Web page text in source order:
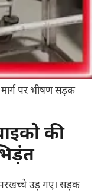
पर भीषण सड़क
की
परखच्चे उड़ गए। सड़क